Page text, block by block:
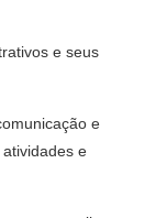
e seus
e
e